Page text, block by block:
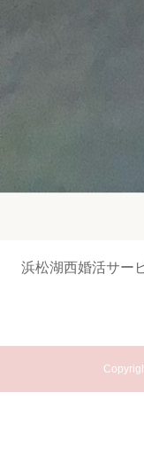
浜松湖西婚活サー